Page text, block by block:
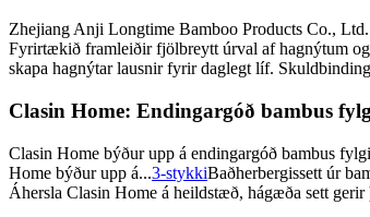
Zhejiang Anji Longtime Bamboo Products Co.,
Fyrirtækið framleiðir fjölbreytt úrval af hagnýtum og
skapa hagnýtar lausnir fyrir daglegt líf.
Clasin Home: Endingargóð bambus
Clasin Home býður upp á endingargóð bambus
Home býður upp á...3-stykkiBaðherbergissett úr
Áhersla Clasin Home á heildstæð, hágæða sett